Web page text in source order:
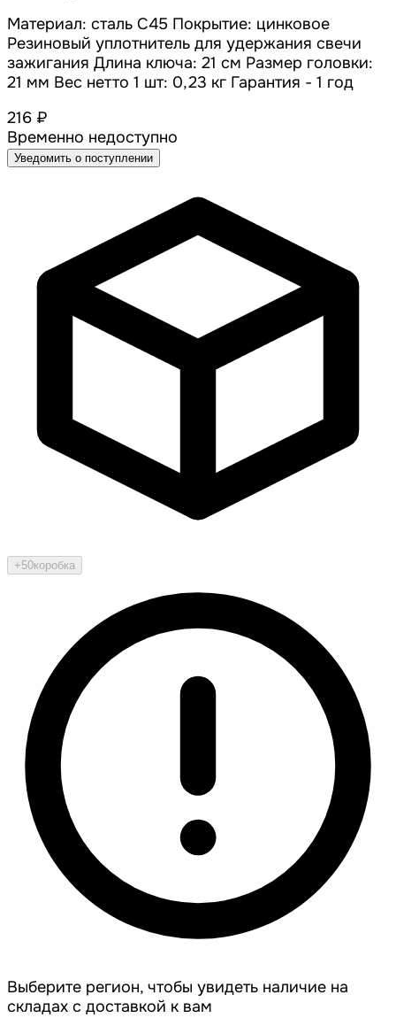
Материал: сталь С45 Покрытие: цинковое
Резиновый уплотнитель для удержания свечи
зажигания Длина ключа: 21 см Размер головки:
21 мм Вес нетто 1 шт: 0,23 кг Гарантия - 1 год
216 ₽
Временно недоступно
Уведомить о поступлении
+50коробка
Выберите регион, чтобы увидеть наличие на
складах с доставкой к вам